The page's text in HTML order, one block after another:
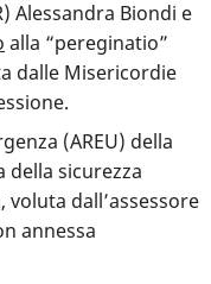
Alessandra Biondi e
alla “pereginatio”
dalle Misericordie
(AREU) della
della sicurezza
dall’assessore
annessa